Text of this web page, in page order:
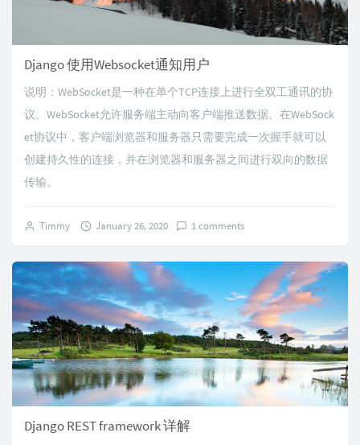
Django 使用Websocket通知用户
说明：WebSocket是一种在单个TCP连接上进行全双工通讯的协
议。WebSocket允许服务端主动向客户端推送数据。在WebSock
et协议中，客户端浏览器和服务器只需要完成一次握手就可以
创建持久性的连接，并在浏览器和服务器之间进行双向的数据
传输。
Timmy January 26, 2020 1 comments
Django REST framework 详解